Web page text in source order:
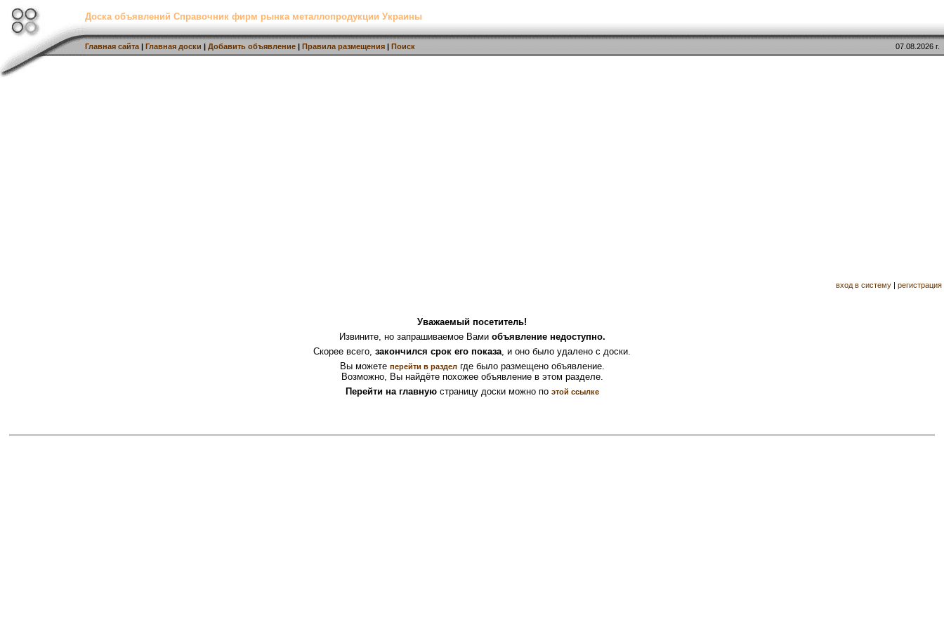
Доска объявлений Справочник фирм рынка металлопродукции Украины
Главная сайта | Главная доски | Добавить объявление | Правила размещения | Поиск 07.08.2026 г.
вход в систему | регистрация
Уважаемый посетитель!
Извините, но запрашиваемое Вами объявление недоступно.
Скорее всего, закончился срок его показа, и оно было удалено с доски.
Вы можете перейти в разделгде было размещено объявление.
Возможно, Вы найдёте похожее объявление в этом разделе.
Перейти на главнуюстраницу доски можно по этой ссылке